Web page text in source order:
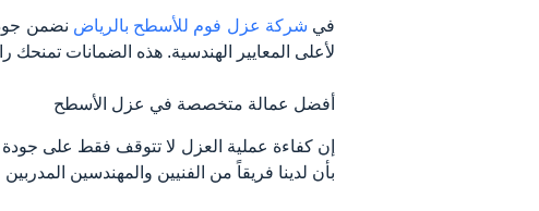
في شركة عزل فوم للأسطح بالرياض نضمن
لأعلى المعايير الهندسية. هذه الضمانات تمنحك
أفضل عمالة متخصصة في عزل الأسطح
إن كفاءة عملية العزل لا تتوقف فقط على
بأن لدينا فريقاً من الفنيين والمهندسين